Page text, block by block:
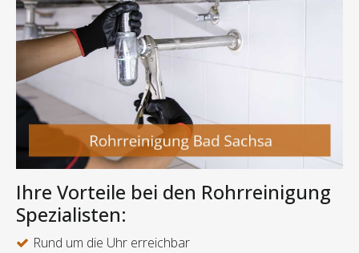
Ihre Vorteile bei den Rohrreinigung
Spezialisten:
Rund um die Uhr erreichbar